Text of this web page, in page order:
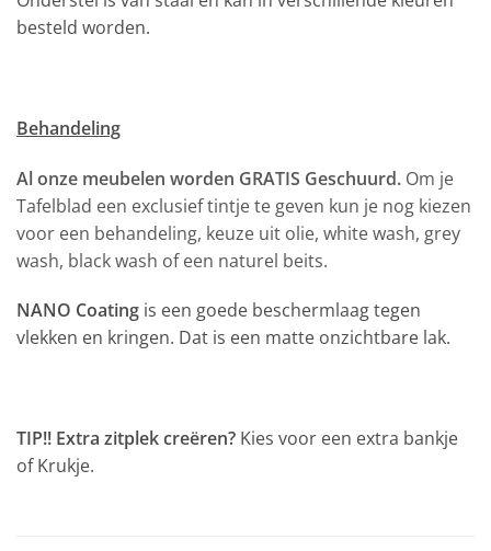
besteld worden.
Behandeling
Al onze meubelen worden GRATIS Geschuurd. Om je
Tafelblad een exclusief tintje te geven kun je nog kiezen
voor een behandeling, keuze uit olie, white wash, grey
wash, black wash of een naturel beits.
NANO Coating is een goede beschermlaag tegen
vlekken en kringen. Dat is een matte onzichtbare lak.
TIP!! Extra zitplek creëren? Kies voor een extra bankje
of Krukje.